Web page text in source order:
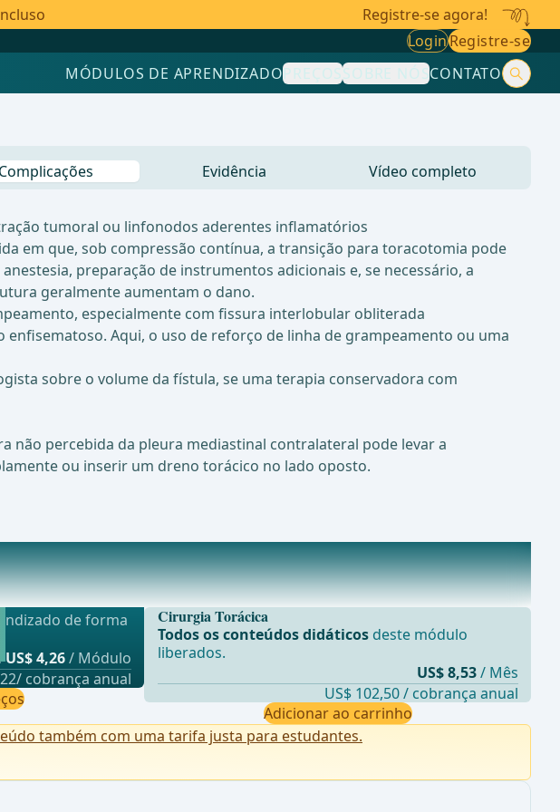
Registre-se agora!
LoginRegistre-se
MÓDULOS DE APRENDIZADOPREÇOSSOBRE NÓSCONTATO
Complicações Evidência Vídeo completo
tumoral ou linfonodos aderentes inflamatórios
em que, sob compressão contínua, a transição para toracotomia pode
preparação de instrumentos adicionais e, se necessário, a
geralmente aumentam o dano.
especialmente com fissura interlobular obliterada
Aqui, o uso de reforço de linha de grampeamento ou uma
sobre o volume da fístula, se uma terapia conservadora com
não percebida da pleura mediastinal contralateral pode levar a
ou inserir um dreno torácico no lado oposto.
do dia
de forma
US$ 4,26/ Módulo
cobrança anual
Cirurgia Torácica
Todos os conteúdos didáticosdeste módulo
liberados.
US$ 8,53 / Mês
US$ 102,50 / cobrança anual
Adicionar ao carrinho
também com uma tarifa justa para estudantes.